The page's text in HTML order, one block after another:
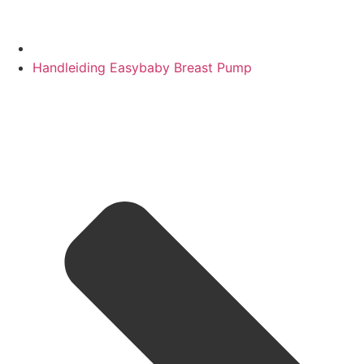
Handleiding Easybaby Breast Pump